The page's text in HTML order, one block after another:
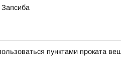
пунктами проката